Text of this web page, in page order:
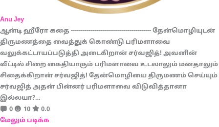
Anu Jey
ஆன்டி ஹீரோ கதை ----------------------------------------- தேன்மொழியுடன்
திருமணத்தை வைத்துக் கொண்டு பரிமளாவை
வலுக்கட்டாயப்படுத்தி அடைகிறான் சர்வஜித்! அவனின்
வீட்டில் சிறை கைதியாகும் பரிமளாவை உடலாலும் மனதாலும்
சிதைக்கிறான் சர்வஜித்! தேன்மொழியை திருமணம் செய்யும்
சர்வஜித் அதன் பின்னர் பரிமளாவை விடுவித்தானா
இல்லயா?…
0
10
0.0
மேலும் படிக்க